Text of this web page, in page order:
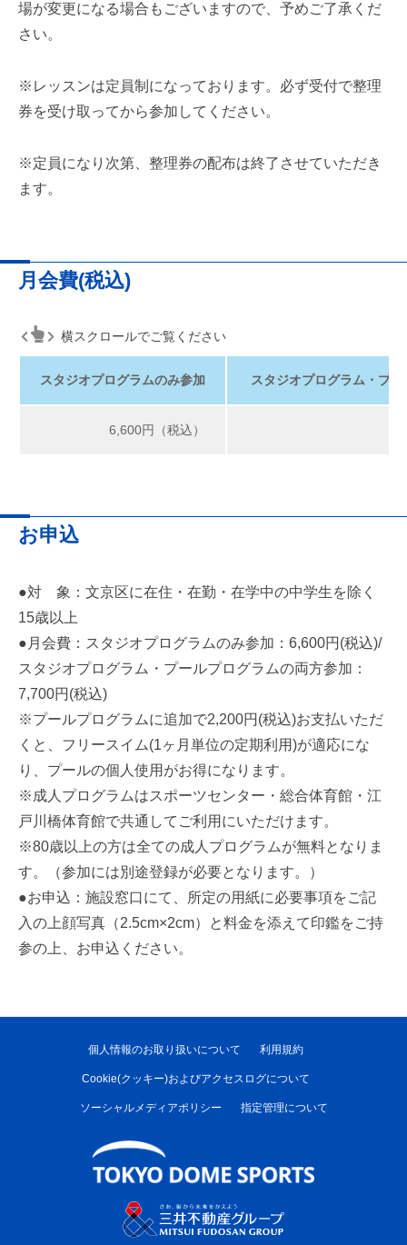
場が変更になる場合もございますので、予めご了承くだ
さい。
※レッスンは定員制になっております。必ず受付で整理
券を受け取ってから参加してください。
※定員になり次第、整理券の配布は終了させていただき
ます。
月会費(税込)
横スクロールでご覧ください
スタジオプログラムのみ参加 スタジオプログラム・プ
6,600円（税込）
お申込
●対 象：文京区に在住・在勤・在学中の中学生を除く
15歳以上
●月会費：スタジオプログラムのみ参加：6,600円(税込)/
スタジオプログラム・プールプログラムの両方参加：
7,700円(税込)
※プールプログラムに追加で2,200円(税込)お支払いただ
くと、フリースイム(1ヶ月単位の定期利用)が適応にな
り、プールの個人使用がお得になります。
※成人プログラムはスポーツセンター・総合体育館・江
戸川橋体育館で共通してご利用にいただけます。
※80歳以上の方は全ての成人プログラムが無料となりま
す。（参加には別途登録が必要となります。）
●お申込：施設窓口にて、所定の用紙に必要事項をご記
入の上顔写真（2.5cm×2cm）と料金を添えて印鑑をご持
参の上、お申込ください。
個人情報のお取り扱いについて 利用規約
Cookie(クッキー)およびアクセスログについて
ソーシャルメディアポリシー 指定管理について